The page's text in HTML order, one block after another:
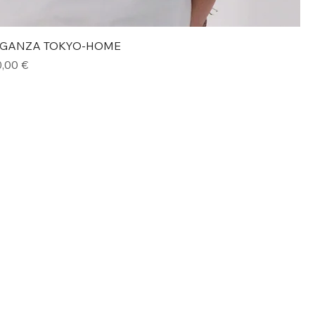
Vista rapida
TOKYO-HOME
scontato
€